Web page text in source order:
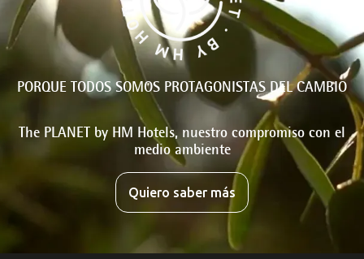
PORQUE TODOS SOMOS PROTAGONISTAS DEL CAMBIO
The PLANET by HM Hotels, nuestro compromiso con el
medio ambiente
Quiero saber más